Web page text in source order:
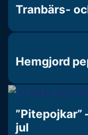
Tranbärs-
Hemgjord
jul